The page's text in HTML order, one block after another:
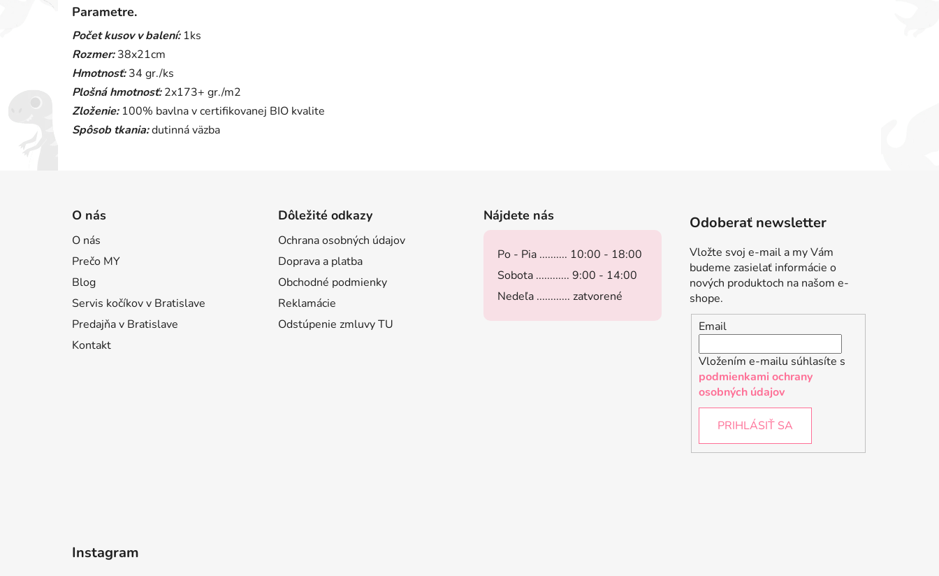
Parametre.
Počet kusov v balení:1ks
Rozmer:38x21cm
Hmotnosť:34 gr./ks
Plošná hmotnosť:2x173+ gr./m2
Zloženie:100% bavlna v certifikovanej BIO kvalite
Spôsob tkania:dutinná väzba
O nás
O nás
Prečo MY
Blog
Servis kočíkov v Bratislave
Predajňa v Bratislave
Kontakt
Dôležité odkazy
Ochrana osobných údajov
Doprava a platba
Obchodné podmienky
Reklamácie
Odstúpenie zmluvy TU
Nájdete nás
Po - Pia .......... 10:00 - 18:00
Sobota ............ 9:00 - 14:00
Nedeľa ............ zatvorené
Odoberať newsletter
Vložte svoj e-mail a my Vám
budeme zasielať informácie o
nových produktoch na našom e-
shope.
Email
Vložením e-mailu súhlasíte s
podmienkami ochrany
osobných údajov
PRIHLÁSIŤ SA
Instagram